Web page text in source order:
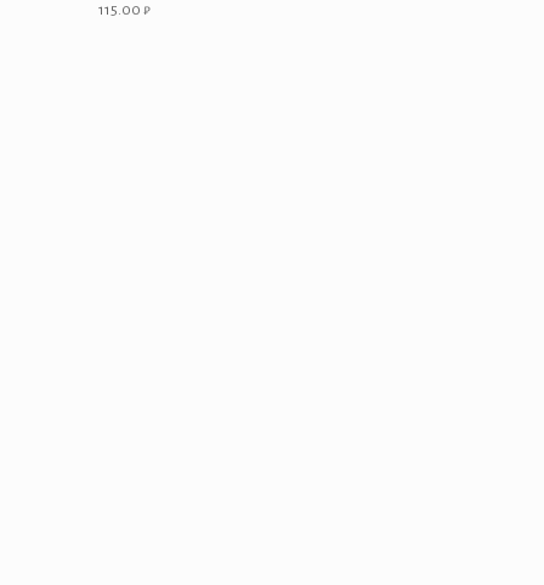
115.00 ₽